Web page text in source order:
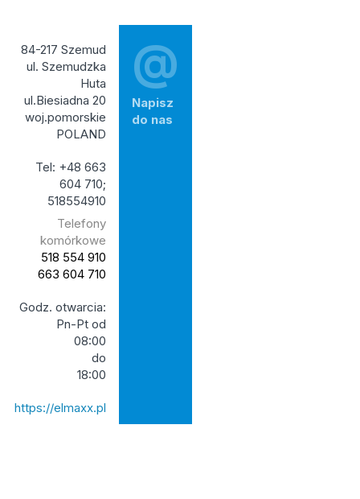
84-217 Szemud
ul. Szemudzka
Huta
ul.Biesiadna 20
woj.pomorskie
POLAND
Tel: +48 663
604 710;
518554910
Telefony
komórkowe
518 554 910
663 604 710
Godz. otwarcia:
Pn-Pt od
08:00
do
18:00
https://elmaxx.pl
@
Napisz
do nas